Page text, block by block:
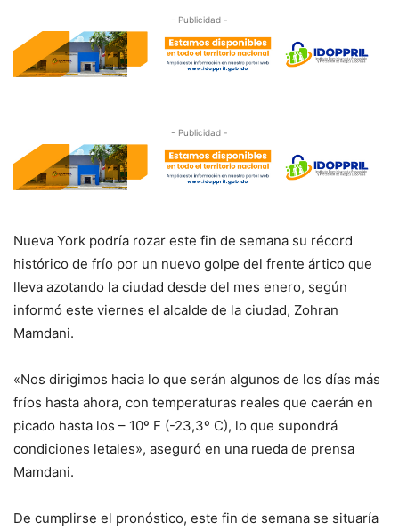
- Publicidad -
- Publicidad -
Nueva York podría rozar este fin de semana su récord
histórico de frío por un nuevo golpe del frente ártico que
lleva azotando la ciudad desde del mes enero, según
informó este viernes el alcalde de la ciudad, Zohran
Mamdani.
«Nos dirigimos hacia lo que serán algunos de los días más
fríos hasta ahora, con temperaturas reales que caerán en
picado hasta los – 10º F (-23,3º C), lo que supondrá
condiciones letales», aseguró en una rueda de prensa
Mamdani.
De cumplirse el pronóstico, este fin de semana se situaría